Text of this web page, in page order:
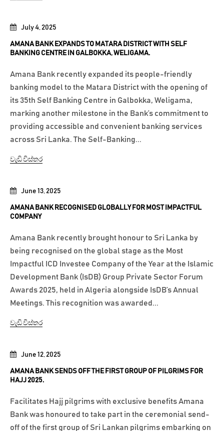
June 12, 2025
AMANA BANK SENDS OFF THE FIRST GROUP OF PILGRIMS FOR
HAJJ 2025.
Facilitates Hajj pilgrims with exclusive benefits Amana
Bank was honoured to take part in the ceremonial send-
off of the first group of Sri Lankan pilgrims embarking on
June 13, 2025
AMANA BANK RECOGNISED GLOBALLY FOR MOST IMPACTFUL
COMPANY
Amana Bank recently brought honour to Sri Lanka by
being recognised on the global stage as the Most
Impactful ICD Investee Company of the Year at the Islamic
Development Bank (IsDB) Group Private Sector Forum
Awards 2025, held in Algeria alongside IsDB’s Annual
Meetings. This recognition was awarded...
වැඩි විස්තර
July 4, 2025
AMANA BANK EXPANDS TO MATARA DISTRICT WITH SELF
BANKING CENTRE IN GALBOKKA, WELIGAMA.
Amana Bank recently expanded its people-friendly
banking model to the Matara District with the opening of
its 35th Self Banking Centre in Galbokka, Weligama,
marking another milestone in the Bank’s commitment to
providing accessible and convenient banking services
across Sri Lanka. The Self-Banking...
වැඩි විස්තර